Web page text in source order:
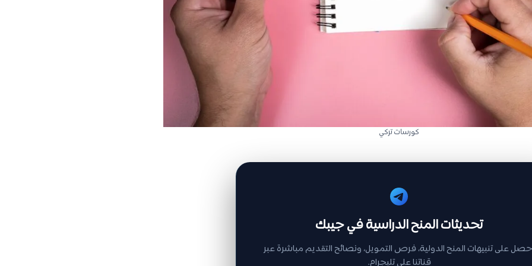
كورسات تركي
تحديثات المنح الدراسية في جيبك
على تنبيهات المنح الدولية، فرص التمويل، ونصائح التقديم مباشرة عبر
قناتنا على تليجرام.